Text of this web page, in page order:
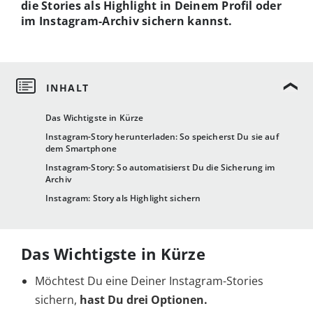
Das Wichtigste in Kürze
Instagram-Story herunterladen: So speicherst Du sie auf
dem Smartphone
Instagram-Story: So automatisierst Du die Sicherung im
Archiv
Instagram: Story als Highlight sichern
die Stories als Highlight in Deinem Profil oder
im Instagram-Archiv sichern kannst.
Das Wichtigste in Kürze
Möchtest Du eine Deiner Instagram-Stories
sichern, hast Du drei Optionen.